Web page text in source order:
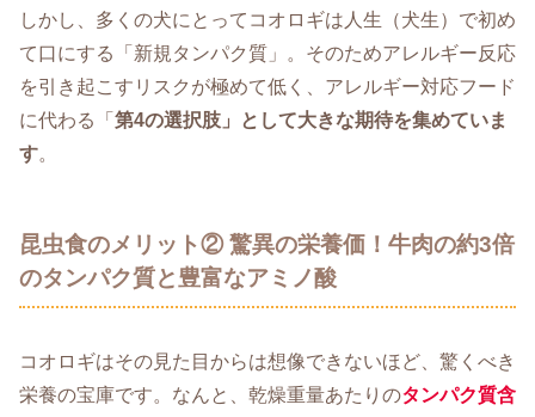
しかし、多くの犬にとってコオロギは人生（犬生）で初め
て口にする「新規タンパク質」。そのためアレルギー反応
を引き起こすリスクが極めて低く、アレルギー対応フード
に代わる「 第4の選択肢」として大きな期待を集めていま
す。
昆虫食のメリット② 驚異の栄養価！牛肉の約3倍
のタンパク質と豊富なアミノ酸
コオロギはその見た目からは想像できないほど、驚くべき
栄養の宝庫です。なんと、乾燥重量あたりのタンパク質含